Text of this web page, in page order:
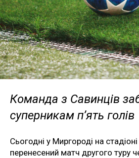
Команда з Савинців
суперникам п’ять голів
Сьогодні у Миргороді на
перенесений матч другого туру